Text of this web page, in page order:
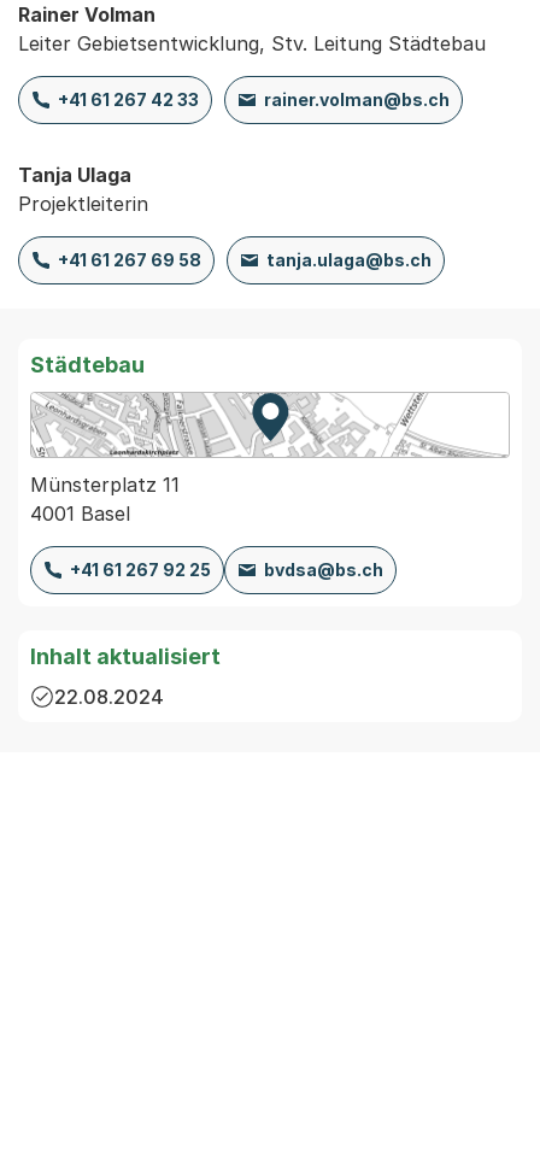
Rainer Volman
Leiter Gebietsentwicklung, Stv. Leitung Städtebau
+41 61 267 42 33 rainer.volman@bs.ch
Tanja Ulaga
Projektleiterin
+41 61 267 69 58 tanja.ulaga@bs.ch
Städtebau
Zur Karte von MapBS.
Externer Link, wird in einem
Münsterplatz 11
4001 Basel
+41 61 267 92 25 bvdsa@bs.ch
Inhalt aktualisiert
22.08.2024